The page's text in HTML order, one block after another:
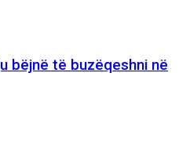
bëjnë të buzëqeshni në